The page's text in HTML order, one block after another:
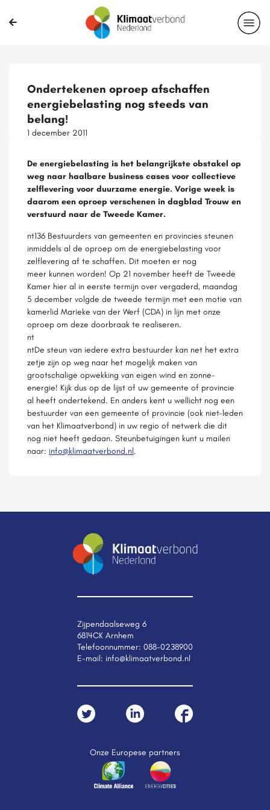
Ondertekenen oproep afschaffen
energiebelasting nog steeds van
belang!
1 december 2011
De energiebelasting is het belangrijkste obstakel op
weg naar haalbare business cases voor collectieve
zelflevering voor duurzame energie. Vorige week is
daarom een oproep verschenen in dagblad Trouw en
verstuurd naar de Tweede Kamer.
nt136 Bestuurders van gemeenten en provincies steunen
inmiddels al de oproep om de energiebelasting voor
zelflevering af te schaffen. Dit moeten er nog
meer kunnen worden! Op 21 november heeft de Tweede
Kamer hier al in eerste termijn over vergaderd, maandag
5 december volgde de tweede termijn met een motie van
kamerlid Marieke van der Werf (CDA) in lijn met onze
oproep om deze doorbraak te realiseren.
nt
ntDe steun van iedere extra bestuurder kan net het extra
zetje zijn op weg naar het mogelijk maken van
grootschalige opwekking van eigen wind en zonne-
energie! Kijk dus op de lijst of uw gemeente of provincie
al heeft ondertekend. En anders kent u wellicht nog een
bestuurder van een gemeente of provincie (ook niet-leden
van het Klimaatverbond) in uw regio of netwerk die dit
nog niet heeft gedaan. Steunbetuigingen kunt u mailen
naar: info@klimaatverbond.nl.
Zijpendaalseweg 6
6814CK Arnhem
Telefoonnummer: 088-0238900
E-mail: info@klimaatverbond.nl
Onze Europese partners